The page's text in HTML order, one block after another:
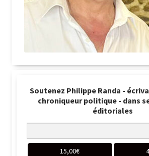
Soutenez Philippe Randa -
chroniqueur politique - dans
éditoriales
15,00€